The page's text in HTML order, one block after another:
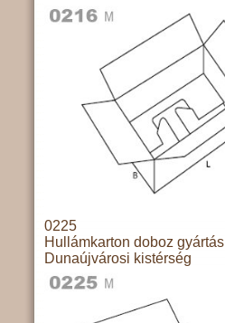
0225
Hullámkarton doboz gyártás
Dunaújvárosi kistérség